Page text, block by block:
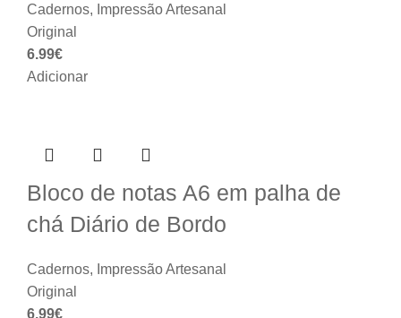
Cadernos, Impressão Artesanal
Original
6.99€
Adicionar
Bloco de notas A6 em palha de
chá Diário de Bordo
Cadernos, Impressão Artesanal
Original
6.99€